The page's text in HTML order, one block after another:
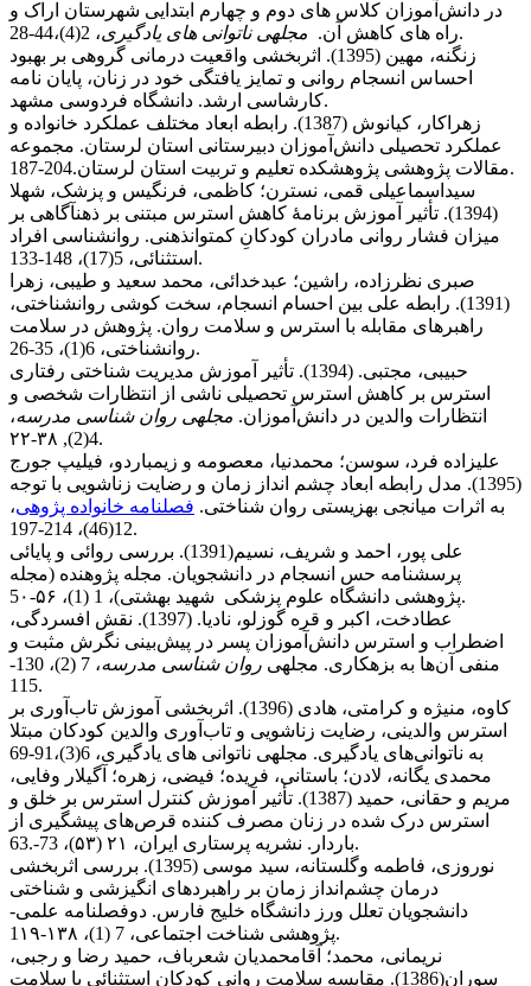
در دانش‌آموزان کلاس های دوم و چهارم ابتدایی شهرستان اراک و
راه های کاهش آن. مجلهی ناتوانی های یادگیری
، 2(4)،44-28.
زنگنه، مهین (1395). اثربخشی واقعیت درمانی گروهی بر بهبود
احساس انسجام روانی و تمایز یافتگی خود در زنان، پایان نامه
کارشاسی ارشد. دانشگاه فردوسی مشهد.
زهراکار، کیانوش (1387). رابطه ابعاد مختلف عملکرد خانواده و
عملکرد تحصیلی دانش‌آموزان دبیرستانی استان لرستان. مجموعه
مقالات پژوهشی پژوهشکده تعلیم و تربیت استان لرستان.204-187.
سیداسماعیلی قمی، نسترن؛ کاظمی، فرنگیس و پزشک، شهلا
(1394). تأثیر آموزش برنامۀ کاهش استرس مبتنی بر ذهن‏آگاهی بر
میزان فشار روانی مادران کودکانِ کم‏توان‏ذهنی. روانشناسی افراد
استثنائی، 5(17)، 148-133.
صبری نظرزاده، راشین؛ عبدخدائی، محمد سعید و طیبی، زهرا
(1391). رابطه علی بین احسام انسجام، سخت کوشی روانشناختی،
راهبرهای مقابله با استرس و سلامت روان. پژوهش در سلامت
روانشناختی، 6(1)، 35-26.
حبیبی، مجتبی. (1394). تأثیر آموزش مدیریت شناختی رفتاری
استرس بر کاهش استرس تحصیلی ناشی از انتظارات شخصی و
انتظارات والدین در دانش‌آموزان. مجلهی روان شناسی مدرسه،
4(2), ۳۸-۲۲.
علیزاده فرد، سوسن؛ محمدنیا، معصومه و زیمباردو، فیلیپ جورج
(1395). مدل رابطه ابعاد چشم انداز زمان و رضایت زناشویی با توجه
به اثرات میانجی بهزیستی روان شناختی. فصلنامه خانواده پژوهی،
12(46)، 214-197.
علی پور، احمد و شریف، نسیم(1391). بررسی روائی و پایائی
پرسشنامه حس انسجام در دانشجویان. مجله پژوهنده (مجله
پژوهشی دانشگاه علوم پزشکی شهید بهشتی)، 1 (1)، ۵۶-5۰.
عطادخت، اکبر و قره گوزلو، نادیا. (1397). نقش افسردگی،
اضطراب و استرس دانش‌آموزان پسر در پیش‌بینی نگرش مثبت و
منفی آن‌ها به بزهکاری. مجله­ی روان شناسی مدرسه
، 7 (2)، 130-
115.
کاوه، منیژه و کرامتی، هادی (1396). اثربخشی آموزش تاب‌آوری بر
استرس والدینی، رضایت زناشویی و تاب‌آوری والدین کودکان مبتلا
به ناتوانی‌های یادگیری. مجله­ی ناتوانی های یادگیری، 6(3)،91-69
محمدی یگانه، لادن؛ باستانی، فریده؛ فیضی، زهره؛ آگیلار وفایی،
مریم و حقانی، حمید (1387). تأثیر آموزش کنترل استرس بر خلق و
استرس درک شده در زنان مصرف کننده قرص‌های پیشگیری از
باردار. نشریه پرستاری ایران، ۲۱ (۵۳)، 73-.63.
نوروزی، فاطمه وگلستانه، سید موسی (1395). بررسی اثربخشی
درمان چشم‌انداز زمان بر راهبردهای انگیزشی و شناختی
دانشجویان تعلل ورز دانشگاه خلیج فارس. دوفصلنامه علمی-
پژوهشی شناخت اجتماعی، 7 (1)، ۱۳۸-1۱۹.
نریمانی، محمد؛ آقامحمدیان شعرباف، حمید رضا و رجبی،
سوران(1386). مقایسه سلامت روانی کودکان استثنائی با سلامت